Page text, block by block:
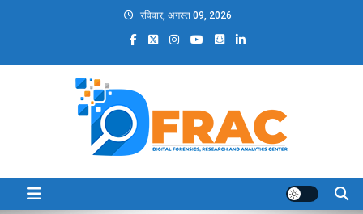
रविवार, अगस्त 09, 2026
DFRAC_ORG